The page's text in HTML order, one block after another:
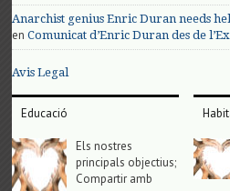
Anarchist genius Enric Duran needs
enComunicat d’Enric Duran des de
Avis Legal
Educació
Els nostres
principals objectius;
Compartir amb